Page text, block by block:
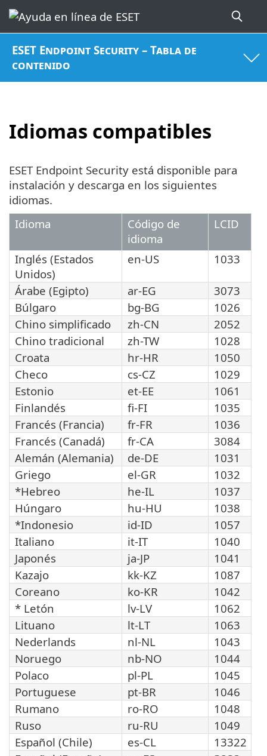
ESET Endpoint Security – Tabla de
contenido
Idiomas compatibles
ESET Endpoint Security está disponible para
instalación y descarga en los siguientes
idiomas.
Idioma
Código de
idioma
LCID
Inglés (Estados
Unidos)
en-US 1033
Árabe (Egipto) ar-EG
3073
Búlgaro
bg-BG
1026
Chino simplificado
zh-CN
2052
Chino tradicional
zh-TW
1028
Croata
hr-HR
1050
Checo
cs-CZ
1029
Estonio
et-EE
1061
Finlandés
fi-FI
1035
Francés (Francia)
fr-FR
1036
Francés (Canadá)
fr-CA
3084
Alemán (Alemania)
de-DE
1031
Griego
el-GR
1032
*Hebreo
he-IL
1037
Húngaro
hu-HU
1038
*Indonesio
id-ID
1057
Italiano
it-IT
1040
Japonés
ja-JP
1041
Kazajo
kk-KZ
1087
Coreano
ko-KR
1042
* Letón
lv-LV
1062
Lituano
lt-LT
1063
Nederlands
nl-NL
1043
Noruego
nb-NO
1044
Polaco
pl-PL
1045
Portuguese
pt-BR
1046
Rumano
ro-RO
1048
Ruso
ru-RU
1049
Español (Chile)
es-CL
13322